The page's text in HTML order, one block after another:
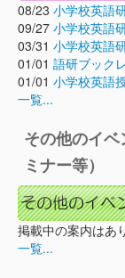
08/23 小学校英語
09/27 小学校英語
03/31 小学校英語
01/01 語研ブック
01/01 小学校英語
一覧...
その他のイ
ミナー等）
掲載中の案内はあ
一覧...